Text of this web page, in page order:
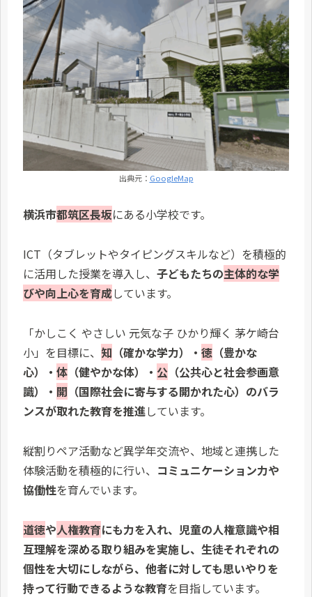
出典元： GoogleMap
横浜市都筑区長坂にある小学校です。
ICT（タブレットやタイピングスキルなど）を積極的
に活用した授業を導入し、 子どもたちの主体的な学
びや向上心を育成しています。
「かしこく やさしい 元気な子 ひかり輝く 茅ケ崎台
小」を目標に、 知 （確かな学力）・ 徳 （豊かな
心）・ 体 （健やかな体）・ 公 （公共心と社会参画意
識）・ 開 （国際社会に寄与する開かれた心）のバラ
ンスが取れた教育を推進しています。
縦割りペア活動など異学年交流や、地域と連携した
体験活動を積極的に行い、 コミュニケーション力や
協働性を育んでいます。
道徳や人権教育にも力を入れ、児童の人権意識や相
互理解を深める取り組みを実施し、生徒それぞれの
個性を大切にしながら、他者に対しても思いやりを
持って行動できるような教育を目指しています。